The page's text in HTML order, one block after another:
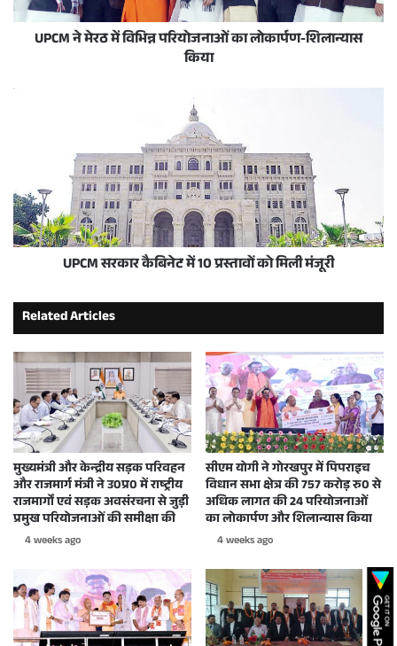
UPCM ने मेरठ में विभिन्न परियोजनाओं का लोकार्पण-शिलान्यास
किया
UPCM सरकार कैबिनेट में 10 प्रस्तावों को मिली मंजूरी
Related Articles
मुख्यमंत्री और केन्द्रीय सड़क परिवहन
और राजमार्ग मंत्री ने उ0प्र0 में राष्ट्रीय
राजमार्गों एवं सड़क अवसंरचना से जुड़ी
प्रमुख परियोजनाओं की समीक्षा की
4 weeks ago
सीएम योगी ने गोरखपुर में पिपराइच
विधान सभा क्षेत्र की 757 करोड़ रु0 से
अधिक लागत की 24 परियोजनाओं
का लोकार्पण और शिलान्यास किया
4 weeks ago